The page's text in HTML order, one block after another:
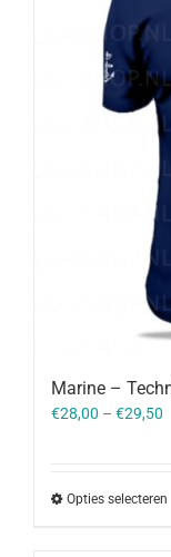
Marine –
€28,00 – €29,50
Opties selecteren